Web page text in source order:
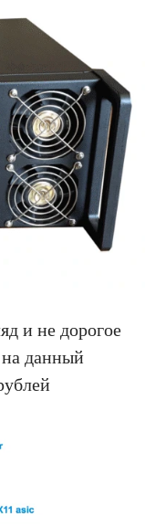
и не дорогое
на данный